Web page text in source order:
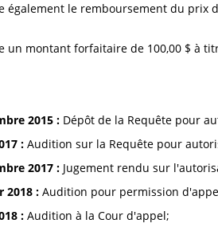
également le remboursement du prix
un montant forfaitaire de 100,00 $ à
2015 : Dépôt de la Requête pour
: Audition sur la Requête pour
2017 : Jugement rendu sur
2018 : Audition pour permission
: Audition à la Cour d'appel;